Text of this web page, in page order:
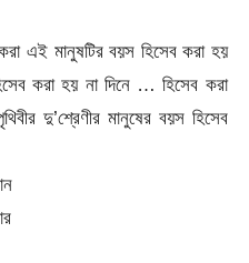
এই মানুষটির বয়স হিসেব করা হয়
করা হয় না দিনে … হিসেব করা
দু’শ্রেণীর মানুষের বয়স হিসেব